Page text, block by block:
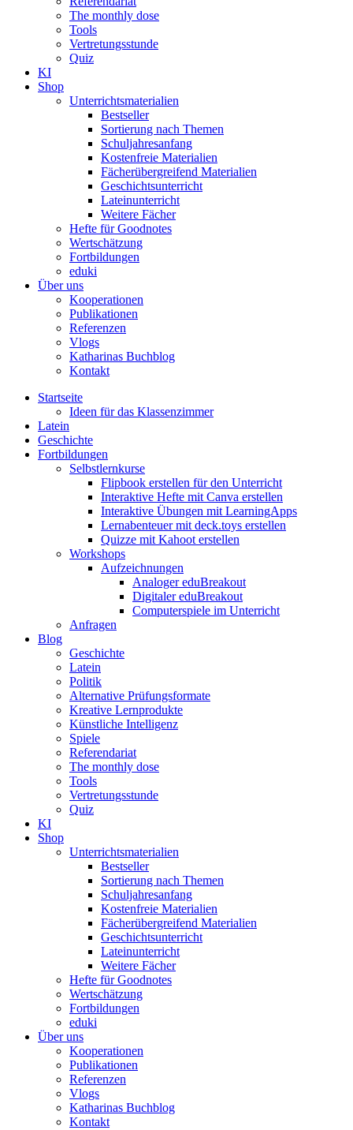
The monthly dose
Tools
Vertretungsstunde
Quiz
KI
Shop
Unterrichtsmaterialien
Bestseller
Sortierung nach Themen
Schuljahresanfang
Kostenfreie Materialien
Fächerübergreifend Materialien
Geschichtsunterricht
Lateinunterricht
Weitere Fächer
Hefte für Goodnotes
Wertschätzung
Fortbildungen
eduki
Über uns
Kooperationen
Publikationen
Referenzen
Vlogs
Katharinas Buchblog
Kontakt
Startseite
Ideen für das Klassenzimmer
Latein
Geschichte
Fortbildungen
Selbstlernkurse
Flipbook erstellen für den Unterricht
Interaktive Hefte mit Canva erstellen
Interaktive Übungen mit LearningApps
Lernabenteuer mit deck.toys erstellen
Quizze mit Kahoot erstellen
Workshops
Aufzeichnungen
Analoger eduBreakout
Digitaler eduBreakout
Computerspiele im Unterricht
Anfragen
Blog
Geschichte
Latein
Politik
Alternative Prüfungsformate
Kreative Lernprodukte
Künstliche Intelligenz
Spiele
Referendariat
The monthly dose
Tools
Vertretungsstunde
Quiz
KI
Shop
Unterrichtsmaterialien
Bestseller
Sortierung nach Themen
Schuljahresanfang
Kostenfreie Materialien
Fächerübergreifend Materialien
Geschichtsunterricht
Lateinunterricht
Weitere Fächer
Hefte für Goodnotes
Wertschätzung
Fortbildungen
eduki
Über uns
Kooperationen
Publikationen
Referenzen
Vlogs
Katharinas Buchblog
Kontakt